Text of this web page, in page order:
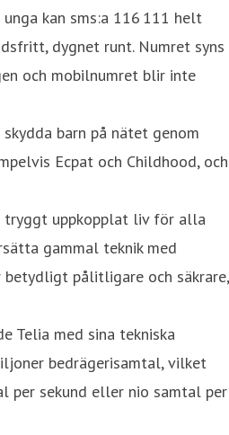
kan sms:a 116 111 helt
dygnet runt. Numret syns
och mobilnumret blir inte
barn på nätet genom
Ecpat och Childhood, och
uppkopplat liv för alla
gammal teknik med
betydligt pålitligare och säkrare,
Telia med sina tekniska
bedrägerisamtal, vilket
per sekund eller nio samtal per